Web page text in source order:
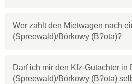
Wer zahlt den Mietwagen nach
(Spreewald)/Bórkowy (B?ota)?
Darf ich mir den Kfz-Gutachter in
(Spreewald)/Bórkowy (B?ota)